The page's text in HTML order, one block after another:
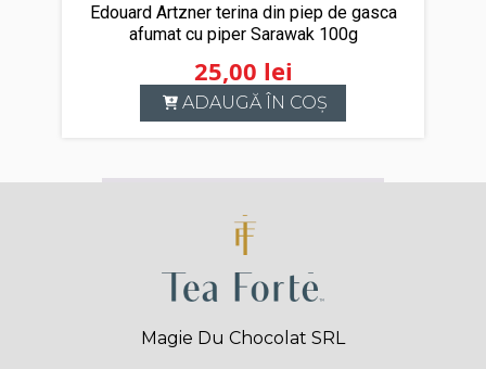
Edouard Artzner terina din piep de gasca
afumat cu piper Sarawak 100g
25,00 lei
ADAUGĂ ÎN COȘ
Magie Du Chocolat SRL